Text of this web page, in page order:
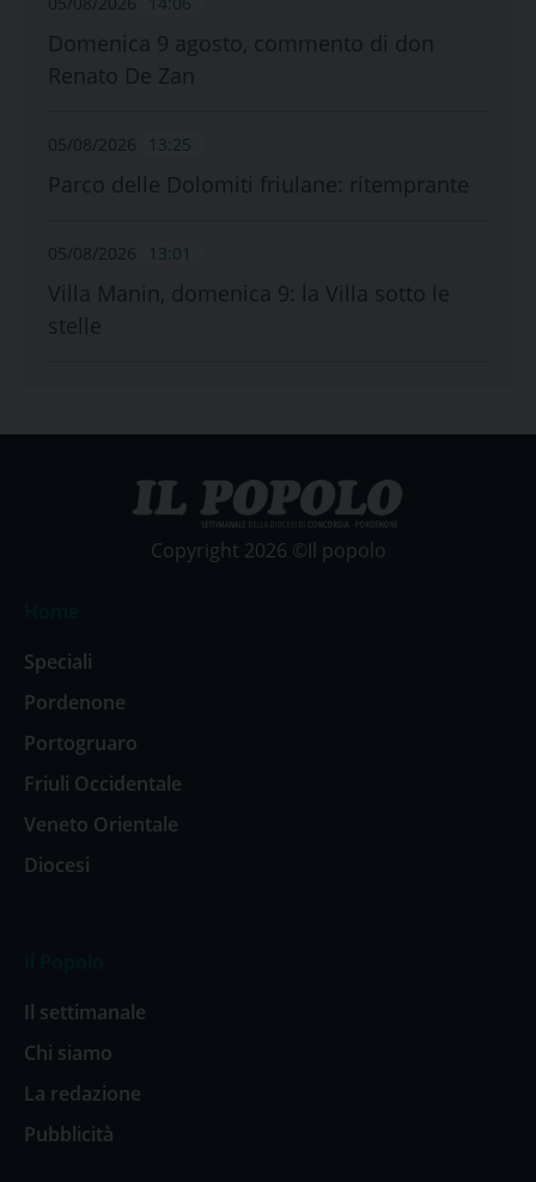
Domenica 9 agosto, commento di don
Renato De Zan
05/08/2026 13:25
Parco delle Dolomiti friulane: ritemprante
05/08/2026 13:01
Villa Manin, domenica 9: la Villa sotto le
stelle
Copyright 2026 ©Il popolo
Speciali
Pordenone
Portogruaro
Friuli Occidentale
Veneto Orientale
Diocesi
Il settimanale
Chi siamo
La redazione
Pubblicità